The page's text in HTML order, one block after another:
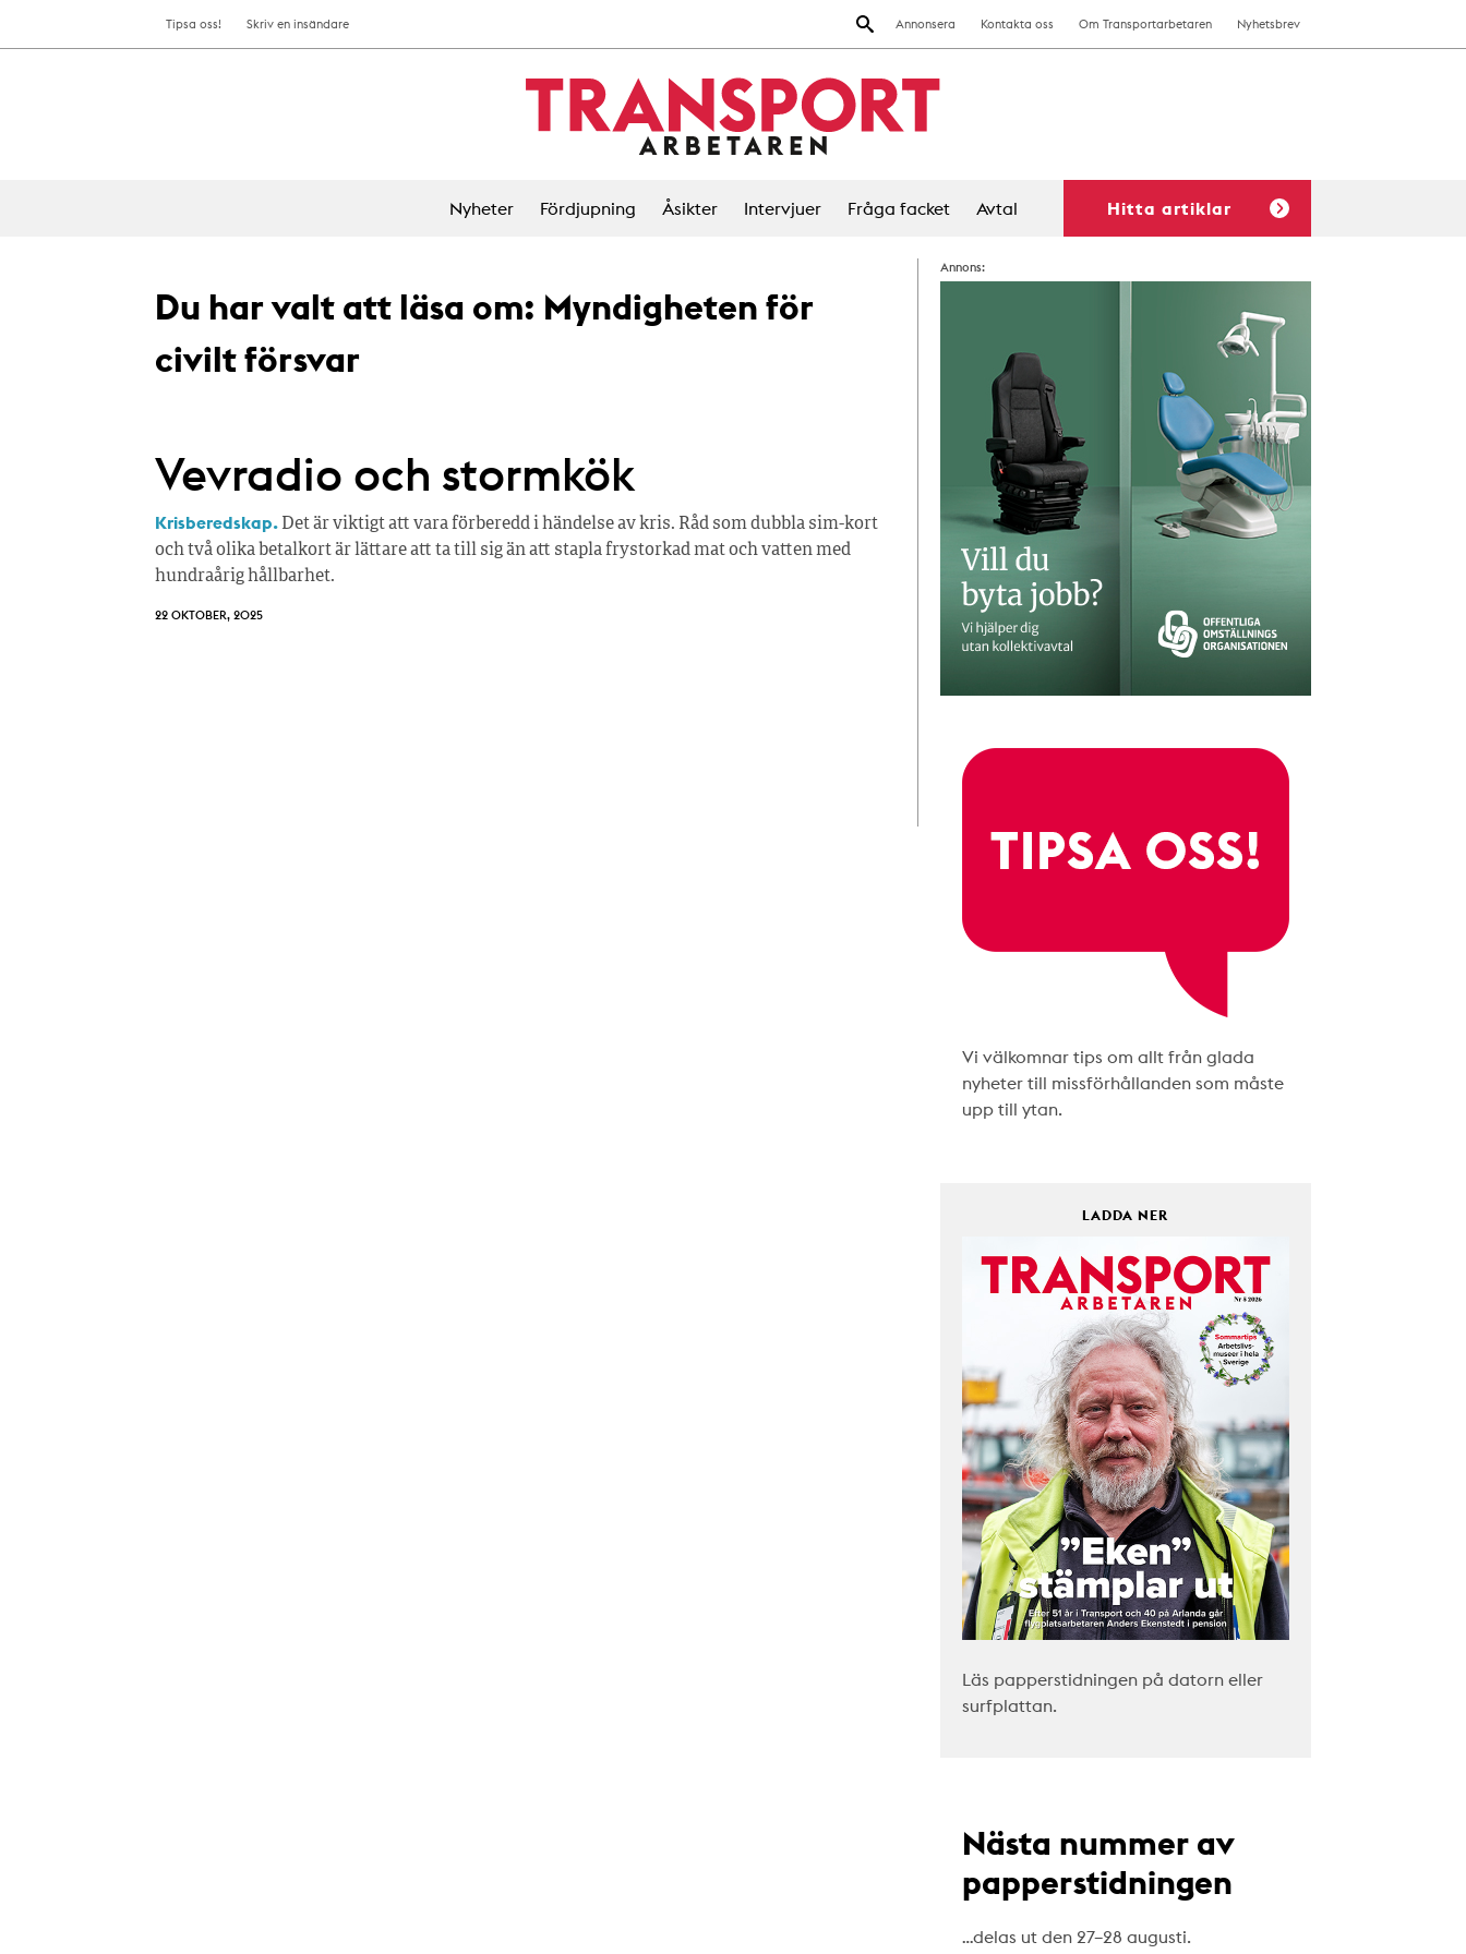
Annonsera Kontakta oss Om Transportarbetaren Nyhetsbrev
Tipsa oss! Skriv en insändare
Nyheter Fördjupning Åsikter Intervjuer Fråga facket Avtal Hitta artiklar
Du har valt att läsa om: Myndigheten för
civilt försvar
Vevradio och stormkök
Krisberedskap. Det är viktigt att vara förberedd i händelse av kris. Råd som dubbla sim-kort
och två olika betalkort är lättare att ta till sig än att stapla frystorkad mat och vatten med
hundraårig hållbarhet.
22 OKTOBER, 2025
Annons:
Vi välkomnar tips om allt från glada
nyheter till missförhållanden som måste
upp till ytan.
LADDA NER
Läs papperstidningen på datorn eller
surfplattan.
Nästa nummer av
papperstidningen
…delas ut den 27–28 augusti.